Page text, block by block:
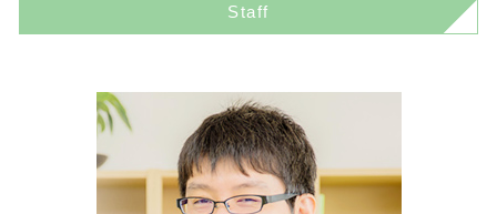
自己破産 デメリット
自己破産 手続き 期間
民事再生 会社更生 違い
任意売却 競売
境界線トラブル 相談
境界線トラブル 塀
任意売却 デメリット
コンプライアンス わかりやすく
顧問弁護士とは
企業法務 法律事務所
企業法務 弁護士
印西市 刑事事件 弁護士
印西市 相続 弁護士
印西市 債務整理 弁護士
佐倉市 刑事事件 弁護士
印西市 離婚 弁護士
Staff